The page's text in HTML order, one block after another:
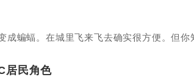
成蝙蝠。在城里飞来飞去确实很方便。但
居民角色